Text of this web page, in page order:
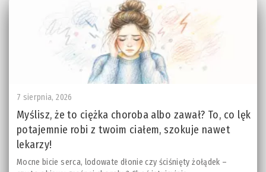
7 sierpnia, 2026
Myślisz, że to ciężka choroba albo zawał? To, co lęk
potajemnie robi z twoim ciałem, szokuje nawet
lekarzy!
Mocne bicie serca, lodowate dłonie czy ściśnięty żołądek –